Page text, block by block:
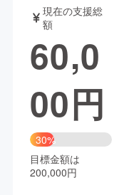
音楽
ゲーム・
書籍・雑誌
チャレンジ
現在の支援総
額
60,0
00円
30%
目標金額は
200,000円